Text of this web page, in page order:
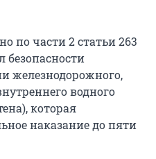
по части 2 статьи 263
железнодорожного,
водного
которая
наказание до пяти